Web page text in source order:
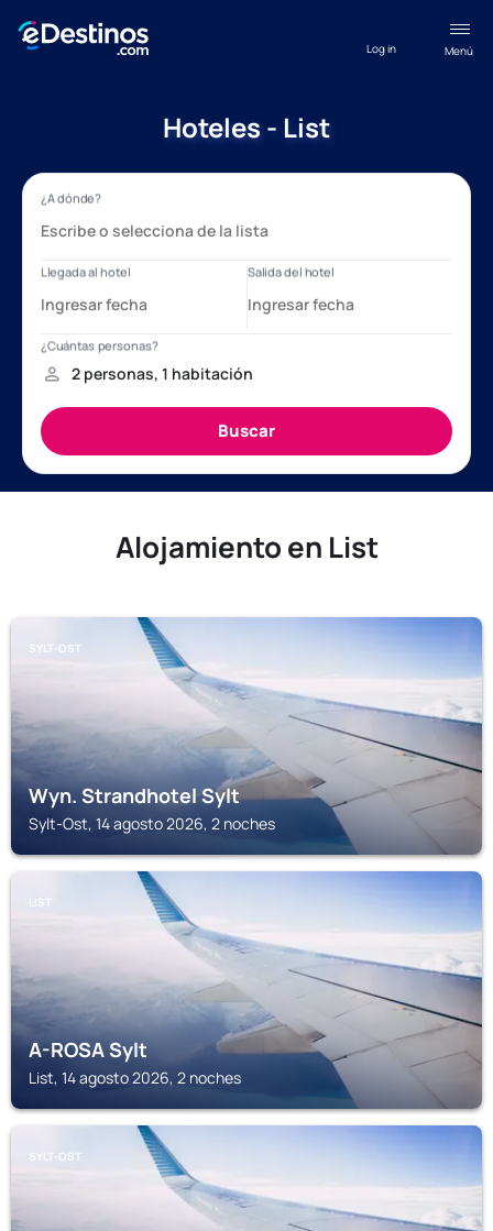
Menú
Log in
Hoteles - List
Alojamiento en List
SYLT-OST
Wyn. Strandhotel Sylt
Sylt-Ost, 14 agosto 2026, 2 noches
LIST
A-ROSA Sylt
List, 14 agosto 2026, 2 noches
SYLT-OST